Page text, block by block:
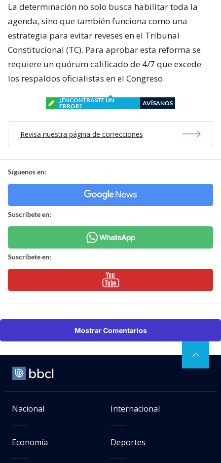
La determinación no solo busca habilitar toda la
agenda, sino que también funciona como una
estrategia para evitar reveses en el Tribunal
Constitucional (TC). Para aprobar esta reforma se
requiere un quórum calificado de 4/7 que excede
los respaldos oficialistas en el Congreso.
¿ENCONTRASTE UN
ERROR?
AVÍSANOS
Revisa nuestra página de correcciones
Síguenos en:
Suscríbete en:
Suscríbete en:
Mostrar Comentarios
Nacional Internacional
Economía Deportes